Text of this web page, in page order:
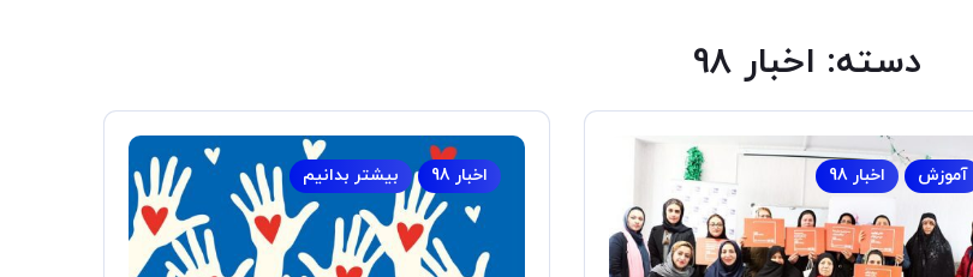
دسته: اخبار 98
آموزش اخبار 98 اخبار 98 بیشتر بدانیم